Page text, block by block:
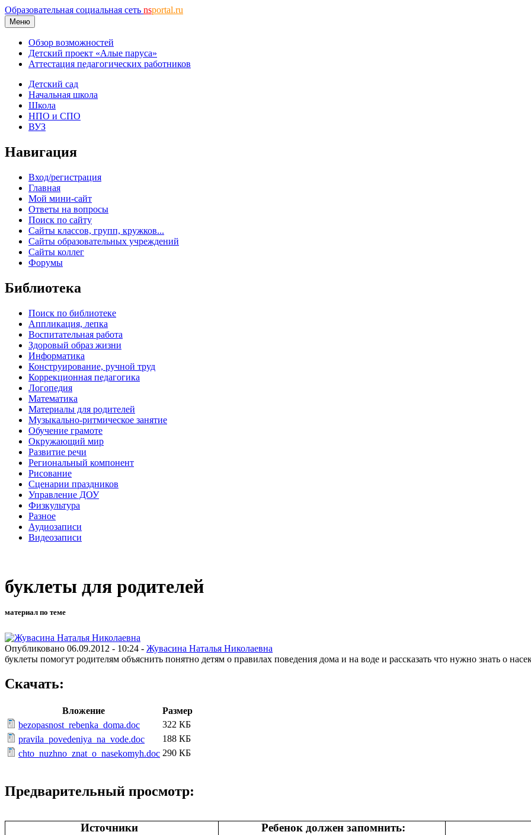
Образовательная социальная сеть nsportal.ru
Меню
Обзор возможностей
Детский проект «Алые паруса»
Аттестация педагогических работников
Детский сад
Начальная школа
Школа
НПО и СПО
ВУЗ
Навигация
Вход/регистрация
Главная
Мой мини-сайт
Ответы на вопросы
Поиск по сайту
Сайты классов, групп, кружков...
Сайты образовательных учреждений
Сайты коллег
Форумы
Библиотека
Поиск по библиотеке
Аппликация, лепка
Воспитательная работа
Здоровый образ жизни
Информатика
Конструирование, ручной труд
Коррекционная педагогика
Логопедия
Математика
Материалы для родителей
Музыкально-ритмическое занятие
Обучение грамоте
Окружающий мир
Развитие речи
Региональный компонент
Рисование
Сценарии праздников
Управление ДОУ
Физкультура
Разное
Аудиозаписи
Видеозаписи
буклеты для родителей
материал по теме
Опубликовано 06.09.2012 - 10:24 - Жувасина Наталья Николаевна
буклеты помогут родителям объяснить понятно детям о правилах поведения дома и на воде и рассказать что нужно знать о
Скачать:
Вложение
Размер
bezopasnost_rebenka_doma.doc
322 КБ
pravila_povedeniya_na_vode.doc
188 КБ
chto_nuzhno_znat_o_nasekomyh.doc 290 КБ
Предварительный просмотр:
Источники
Ребенок должен запомнить: